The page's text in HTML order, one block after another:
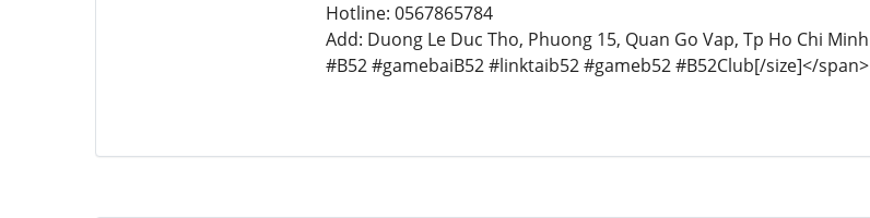
Hotline: 0567865784
Add: Duong Le Duc Tho, Phuong 15, Quan Go Vap, Tp Ho Chi Minh
#B52 #gamebaiB52 #linktaib52 #gameb52 #B52Club[/size]</span>